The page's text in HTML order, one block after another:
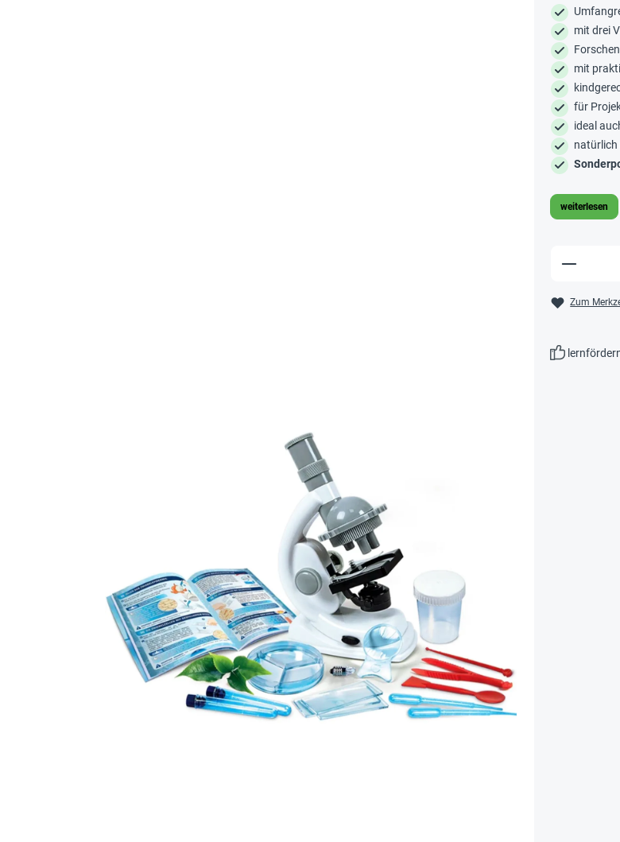
mit drei
mit
für
ideal
natürlich
weiterlesen
Zum